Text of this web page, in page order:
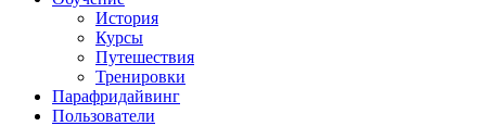
История
Курсы
Путешествия
Тренировки
Парафридайвинг
Пользователи